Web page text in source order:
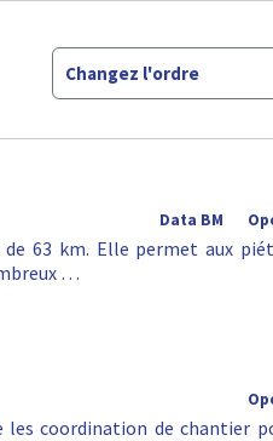
Changez l'ordre
Data BM
de 63 km. Elle permet aux
…
les coordination de chantier